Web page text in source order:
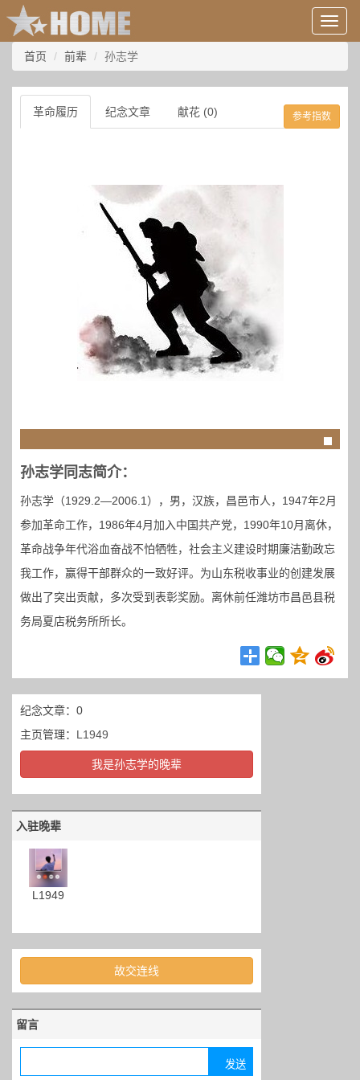
用
户
息/
登
录
等
首页 前辈 孙志学
革命履历 纪念文章 献花 (0) 参考指数
孙志学同志简介：
孙志学（1929.2—2006.1），男，汉族，昌邑市人，1947年2月
参加革命工作，1986年4月加入中国共产党，1990年10月离休，
革命战争年代浴血奋战不怕牺牲，社会主义建设时期廉洁勤政忘
我工作，赢得干部群众的一致好评。为山东税收事业的创建发展
做出了突出贡献，多次受到表彰奖励。离休前任潍坊市昌邑县税
务局夏店税务所所长。
纪念文章：0
主页管理： L1949
我是孙志学的晚辈
入驻晚辈
L1949
故交连线
留言